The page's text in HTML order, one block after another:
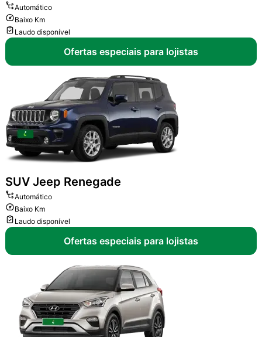
Automático
Baixo Km
Laudo disponível
Ofertas especiais para lojistas
SUV Jeep Renegade
Automático
Baixo Km
Laudo disponível
Ofertas especiais para lojistas